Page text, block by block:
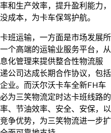
和生产效率，提升盈利能力，
成本，为卡车保驾护航。
班运输，一方面是市场发展所
个高端的运输业服务平台，从
化管理来提供整合性物流服
公司达成长期合作协议，包括
业。而沃尔沃卡车全新FH车
为三笑物流定时达卡班线路的
、节油效率、安全、安保，以
争优势，为三笑物流进一步扩